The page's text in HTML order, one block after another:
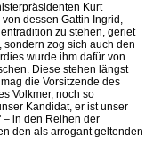
Kurt
dessen Gattin Ingrid,
zu stehen, geriet
zog sich auch den
wurde ihm dafür von
Diese stehen längst
die Vorsitzende des
Volkmer, noch so
Kandidat, er ist unser
– in den Reihen der
den als arrogant geltenden